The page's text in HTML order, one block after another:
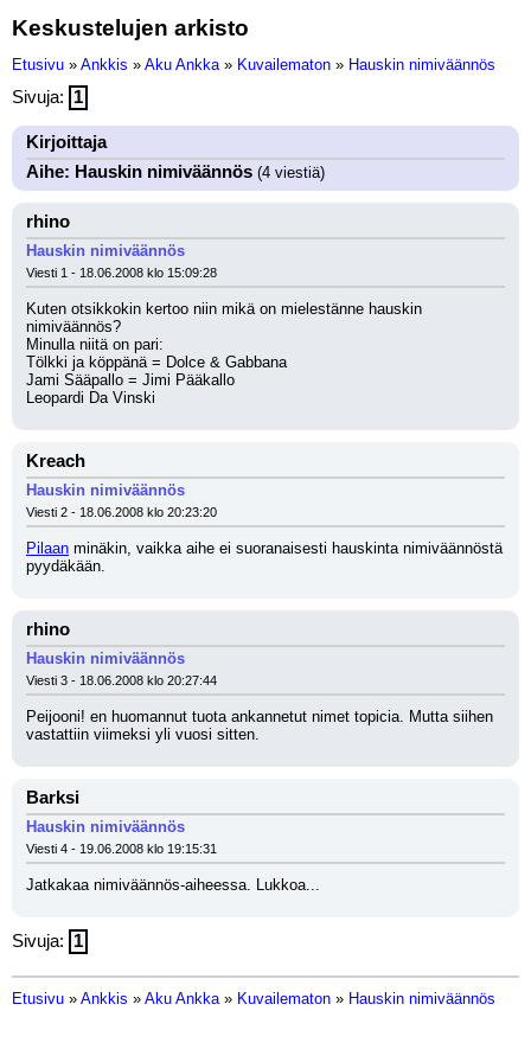
Keskustelujen arkisto
Etusivu » Ankkis » Aku Ankka » Kuvailematon » Hauskin nimiväännös
Sivuja: 1
Kirjoittaja
Aihe: Hauskin nimiväännös (4 viestiä)
rhino
Hauskin nimiväännös
Viesti 1 - 18.06.2008 klo 15:09:28
Kuten otsikkokin kertoo niin mikä on mielestänne hauskin
nimiväännös?
Minulla niitä on pari:
Tölkki ja köppänä = Dolce & Gabbana
Jami Sääpallo = Jimi Pääkallo
Leopardi Da Vinski
Kreach
Hauskin nimiväännös
Viesti 2 - 18.06.2008 klo 20:23:20
Pilaan minäkin, vaikka aihe ei suoranaisesti hauskinta nimiväännöstä
pyydäkään.
rhino
Hauskin nimiväännös
Viesti 3 - 18.06.2008 klo 20:27:44
Peijooni! en huomannut tuota ankannetut nimet topicia. Mutta siihen
vastattiin viimeksi yli vuosi sitten.
Barksi
Hauskin nimiväännös
Viesti 4 - 19.06.2008 klo 19:15:31
Jatkakaa nimiväännös-aiheessa. Lukkoa...
Sivuja: 1
Etusivu » Ankkis » Aku Ankka » Kuvailematon » Hauskin nimiväännös